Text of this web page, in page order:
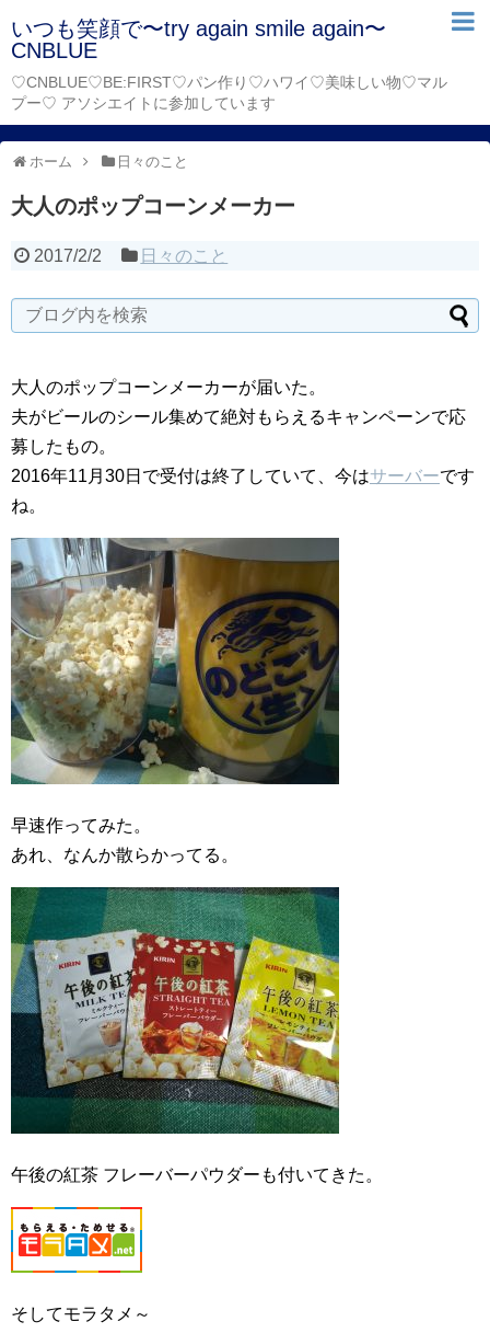
いつも笑顔で〜try again smile again〜
CNBLUE
♡CNBLUE♡BE:FIRST♡パン作り♡ハワイ♡美味しい物♡マル
プー♡ アソシエイトに参加しています
ホーム 日々のこと
大人のポップコーンメーカー
2017/2/2 日々のこと
大人のポップコーンメーカーが届いた。
夫がビールのシール集めて絶対もらえるキャンペーンで応
募したもの。
2016年11月30日で受付は終了していて、今はサーバーです
ね。
早速作ってみた。
あれ、なんか散らかってる。
午後の紅茶 フレーバーパウダーも付いてきた。
そしてモラタメ～